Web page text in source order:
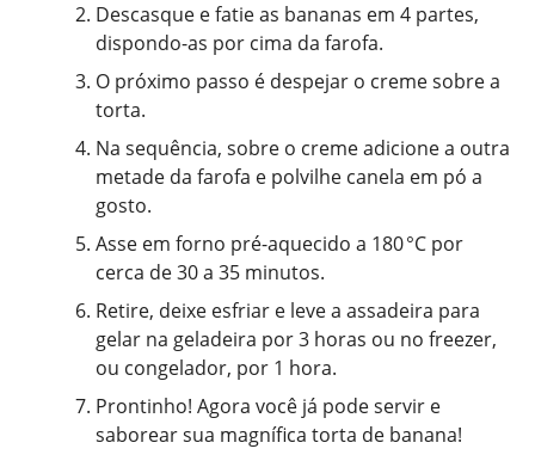
Descasque e fatie as bananas em 4 partes,
dispondo-as por cima da farofa.
O próximo passo é despejar o creme sobre a
torta.
Na sequência, sobre o creme adicione a outra
metade da farofa e polvilhe canela em pó a
gosto.
Asse em forno pré-aquecido a 180 °C por
cerca de 30 a 35 minutos.
Retire, deixe esfriar e leve a assadeira para
gelar na geladeira por 3 horas ou no freezer,
ou congelador, por 1 hora.
Prontinho! Agora você já pode servir e
saborear sua magnífica torta de banana!